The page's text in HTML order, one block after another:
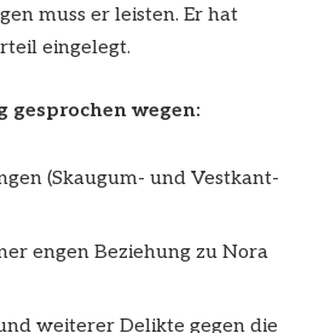
muss er leisten. Er hat
eingelegt.
gesprochen wegen:
(Skaugum- und Vestkant-
engen Beziehung zu Nora
weiterer Delikte gegen die